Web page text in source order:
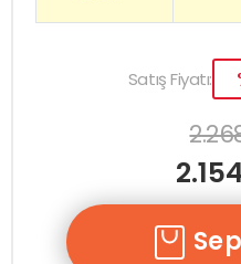
Satış Fiyatı: